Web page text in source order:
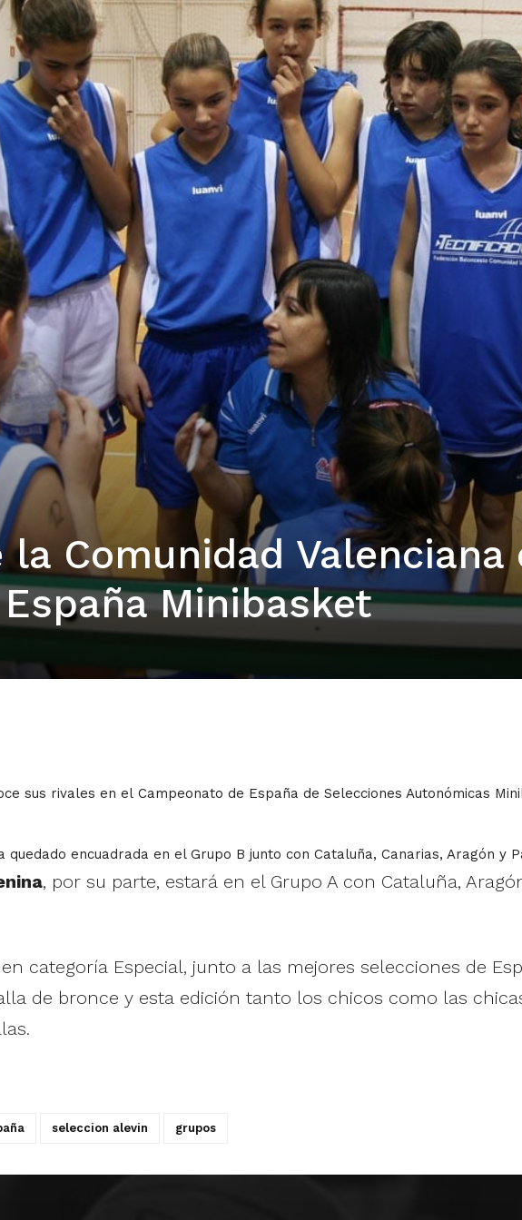
la Comunidad Valenciana
Minibasket
sus rivales en el Campeonato de España de Selecciones Autonómicas
quedado encuadrada en el Grupo B junto con Cataluña, Canarias, Aragón y
, por su parte, estará en el Grupo A con Cataluña,
categoría Especial, junto a las mejores selecciones de
de bronce y esta edición tanto los chicos como las
seleccion alevin grupos